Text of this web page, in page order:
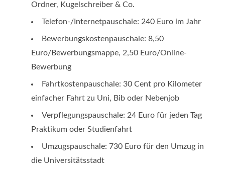
Ordner, Kugelschreiber & Co.
Telefon-/Internetpauschale: 240 Euro im Jahr
Bewerbungskostenpauschale: 8,50
Euro/Bewerbungsmappe, 2,50 Euro/Online-
Bewerbung
Fahrtkostenpauschale: 30 Cent pro Kilometer
einfacher Fahrt zu Uni, Bib oder Nebenjob
Verpflegungspauschale: 24 Euro für jeden Tag
Praktikum oder Studienfahrt
Umzugspauschale: 730 Euro für den Umzug in
die Universitätsstadt